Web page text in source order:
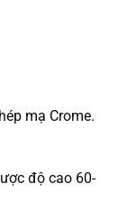
₫.
mạ Crome.
độ cao 60-